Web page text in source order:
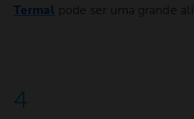
Termal pode ser uma grande